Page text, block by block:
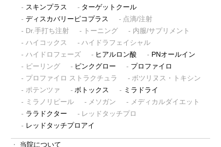
スキンプラス
ターゲットクール
ディスカバリーピコプラス
点滴/注射
Dr.手打ち注射
トーニング
内服/サプリメント
ハイコックス
ハイドラフェイシャル
ハイドロフェーズ
ヒアルロン酸
PNオールイン
ピーリング
ピンクグロー
プロファイロ
プロファイロ ストラクチュラ
ボツリヌス・トキシン
ポテンツァ
ボトックス
ミラドライ
ミラノリピール
メソガン
メディカルダイエット
ララドクター
レッドタッチプロ
レッドタッチプロアイ
当院について